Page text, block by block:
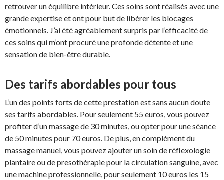
retrouver un équilibre intérieur. Ces soins sont réalisés avec une
grande expertise et ont pour but de libérer les blocages
émotionnels. J’ai été agréablement surpris par l’efficacité de
ces soins qui m’ont procuré une profonde détente et une
sensation de bien-être durable.
Des tarifs abordables pour tous
L’un des points forts de cette prestation est sans aucun doute
ses tarifs abordables. Pour seulement 55 euros, vous pouvez
profiter d’un massage de 30 minutes, ou opter pour une séance
de 50 minutes pour 70 euros. De plus, en complément du
massage manuel, vous pouvez ajouter un soin de réflexologie
plantaire ou de presothérapie pour la circulation sanguine, avec
une machine professionnelle, pour seulement 10 euros les 15